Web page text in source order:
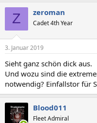
e
:
Z zeroman
Cadet 4th Year
3. Januar 2019
Sieht ganz schön dick aus.
Und wozu sind die
notwendig? Einfallstor für
Blood011
Fleet Admiral